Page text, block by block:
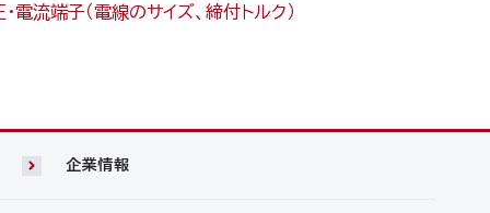
電流端子（電線のサイズ、締付トルク）
企業情報